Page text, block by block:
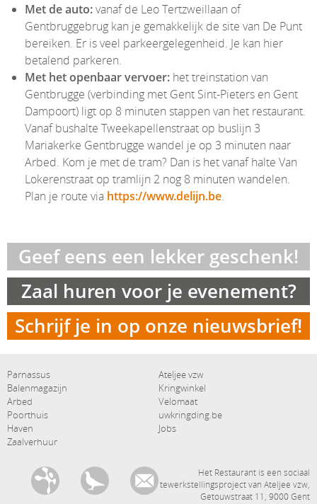
Met de auto:vanaf de Leo Tertzweillaan of
Gentbruggebrug kan je gemakkelijk de site van De Punt
bereiken. Er is veel parkeergelegenheid. Je kan hier
betalend parkeren.
Met het openbaar vervoer: het treinstation van
Gentbrugge (verbinding met Gent Sint-Pieters en Gent
Dampoort) ligt op 8 minuten stappen van het restaurant.
Vanaf bushalte Tweekapellenstraat op buslijn 3
Mariakerke Gentbrugge wandel je op 3 minuten naar
Arbed. Kom je met de tram? Dan is het vanaf halte Van
Lokerenstraat op tramlijn 2 nog 8 minuten wandelen.
Plan je route via https://www.delijn.be.
Geef eens een lekker geschenk!
Zaal huren voor je evenement?
Schrijf je in op onze nieuwsbrief!
Hoofdnavigatie
Parnassus
Balenmagazijn
Arbed
Poorthuis
Haven
Zaalverhuur
secundaire navigatie
Ateljee vzw
Kringwinkel
Velomaat
uwkringding.be
Jobs
Het Restaurant is een sociaal
tewerkstellingsproject van Ateljee vzw,
Getouwstraat 11, 9000 Gent